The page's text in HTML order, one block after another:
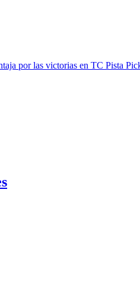
por las victorias en TC Pista